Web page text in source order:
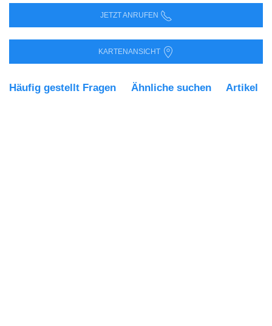
JETZT ANRUFEN
KARTENANSICHT
Häufig gestellt Fragen Ähnliche suchen Artikel